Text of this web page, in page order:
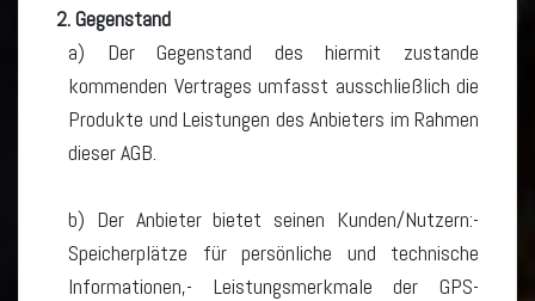
2. Gegenstand
a) Der Gegenstand des hiermit zustande
kommenden Vertrages umfasst ausschließlich die
Produkte und Leistungen des Anbieters im Rahmen
dieser AGB.
b) Der Anbieter bietet seinen Kunden/Nutzern:-
Speicherplätze für persönliche und technische
Informationen,- Leistungsmerkmale der GPS-